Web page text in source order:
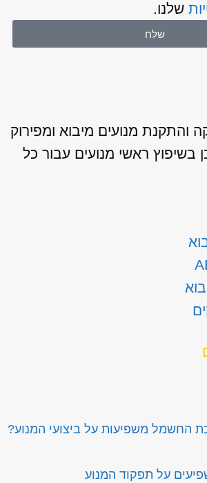
שלנו.
שלח
מנועים מיבוא ומפירוק
בשיפוץ ראשי מנועים עבור כל
החשמל משפיעות על ביצועי המנוע?
על תפקוד המנוע